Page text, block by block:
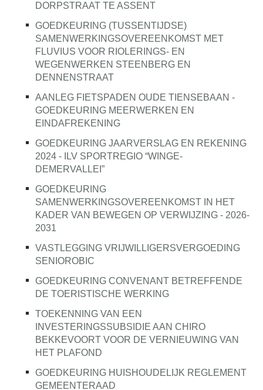
DORPSTRAAT TE ASSENT
GOEDKEURING (TUSSENTIJDSE)
SAMENWERKINGSOVEREENKOMST MET
FLUVIUS VOOR RIOLERINGS- EN
WEGENWERKEN STEENBERG EN
DENNENSTRAAT
AANLEG FIETSPADEN OUDE TIENSEBAAN -
GOEDKEURING MEERWERKEN EN
EINDAFREKENING
GOEDKEURING JAARVERSLAG EN REKENING
2024 - ILV SPORTREGIO “WINGE-
DEMERVALLEI”
GOEDKEURING
SAMENWERKINGSOVEREENKOMST IN HET
KADER VAN BEWEGEN OP VERWIJZING - 2026-
2031
VASTLEGGING VRIJWILLIGERSVERGOEDING
SENIOROBIC
GOEDKEURING CONVENANT BETREFFENDE
DE TOERISTISCHE WERKING
TOEKENNING VAN EEN
INVESTERINGSSUBSIDIE AAN CHIRO
BEKKEVOORT VOOR DE VERNIEUWING VAN
HET PLAFOND
GOEDKEURING HUISHOUDELIJK REGLEMENT
GEMEENTERAAD